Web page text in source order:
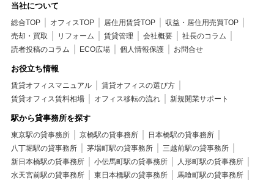
当社について
総合TOP オフィスTOP 居住用賃貸TOP
収益・居住用売買TOP
売却・買取
リフォーム 賃貸管理 会社概要
社長のコラム
読者投稿のコラム
ECO広場 個人情報保護 お問合せ
お役立ち情報
賃貸オフィスマニュアル
賃貸オフィスの選び方
賃貸オフィス賃料相場
オフィス移転の流れ 新規開業サポート
駅から貸事務所を探す
東京駅の貸事務所 京橋駅の貸事務所
日本橋駅の貸事務所
八丁堀駅の貸事務所
茅場町駅の貸事務所
三越前駅の貸事務所
新日本橋駅の貸事務所
小伝馬町駅の貸事務所
人形町駅の貸事務所
水天宮前駅の貸事務所
東日本橋駅の貸事務所
馬喰町駅の貸事務所